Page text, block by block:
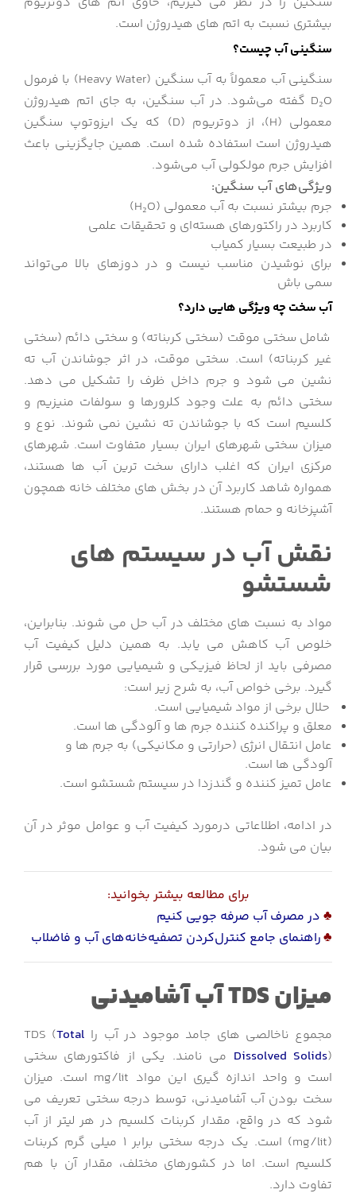
بیشتری نسبت به اتم های هیدروژن است.
سنگینی آب چیست؟
سنگینی آب معمولاً به آب سنگین (Heavy Water) با فرمول
D₂O گفته می‌شود. در آب سنگین، به جای اتم هیدروژن
معمولی (H)، از دوتریوم (D) که یک ایزوتوپ سنگین
هیدروژن است استفاده شده است. همین جایگزینی باعث
افزایش جرم مولکولی آب می‌شود.
ویژگی‌های آب سنگین:
جرم بیشتر نسبت به آب معمولی (H₂O)
کاربرد در راکتورهای هسته‌ای و تحقیقات علمی
در طبیعت بسیار کمیاب
برای نوشیدن مناسب نیست و در دوزهای بالا می‌تواند
سمی باش
آب سخت چه ویژگی هایی دارد؟
شامل سختی موقت (سختی کربناته) و سختی دائم (سختی
غیر کربناته) است. سختی موقت، در اثر جوشاندن آب ته
نشین می شود و جرم داخل ظرف را تشکیل می دهد.
سختی دائم به علت وجود کلرورها و سولفات منیزیم و
کلسیم است که با جوشاندن ته نشین نمی شوند. نوع و
میزان سختی شهرهای ایران بسیار متفاوت است. شهرهای
مرکزی ایران که اغلب دارای سخت ترین آب ها هستند،
همواره شاهد کاربرد آن در بخش های مختلف خانه همچون
آشپزخانه و حمام هستند.
نقش آب در سیستم های
شستشو
مواد به نسبت های مختلف در آب حل می شوند. بنابراین،
خلوص آب کاهش می یابد. به همین دلیل کیفیت آب
مصرفی باید از لحاظ فیزیکی و شیمیایی مورد بررسی قرار
گیرد. برخی خواص آب، به شرح زیر است:
حلال برخی از مواد شیمیایی است.
معلق و پراکنده کننده جرم ها و آلودگی ها است.
عامل انتقال انرژی (حرارتی و مکانیکی) به جرم ها و
آلودگی ها است.
عامل تمیز کننده و گندزدا در سیستم شستشو است.
در ادامه، اطلاعاتی درمورد کیفیت آب و عوامل موثر در آن
بیان می شود.
برای مطالعه بیشتر بخوانید:
♣ در مصرف آب صرفه جویی کنیم
♣راهنمای جامع کنترل‌کردن تصفیه‌خانه‌های آب و فاضلاب
میزان TDS آب آشامیدنی
مجموع ناخالصی های جامد موجود در آب را TDS ( Total
Dissolved Solids ) می نامند. یکی از فاکتورهای سختی
است و واحد اندازه گیری این مواد mg/lit است. میزان
سخت بودن آب آشامیدنی، توسط درجه سختی تعریف می
شود که در واقع، مقدار کربنات کلسیم در هر لیتر از آب
(mg/lit) است. یک درجه سختی برابر ۱ میلی گرم کربنات
کلسیم است. اما در کشورهای مختلف، مقدار آن با هم
تفاوت دارد.